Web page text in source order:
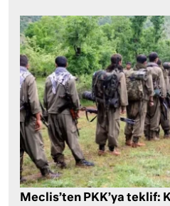
Meclis’ten PKK’ya teklif: